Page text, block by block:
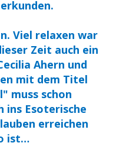
Viel relaxen war
Zeit auch ein
Ahern und
mit dem Titel
muss schon
ins Esoterische
erreichen
ist…